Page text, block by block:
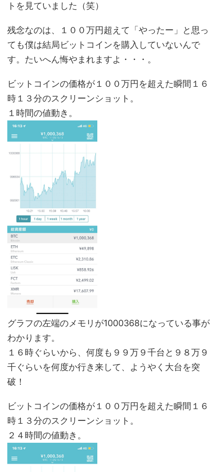
トを見ていました（笑）
残念なのは、１００万円超えて「やったー」と思っ
ても僕は結局ビットコインを購入していないんで
す。たいへん悔やまれますよ・・・。
ビットコインの価格が１００万円を超えた瞬間１６
時１３分のスクリーンショット。
１時間の値動き。
グラフの左端のメモリが1000368になっている事が
わかります。
１６時ぐらいから、何度も９９万９千台と９８万９
千ぐらいを何度か行き来して、ようやく大台を突
破！
ビットコインの価格が１００万円を超えた瞬間１６
時１３分のスクリーンショット。
２４時間の値動き。